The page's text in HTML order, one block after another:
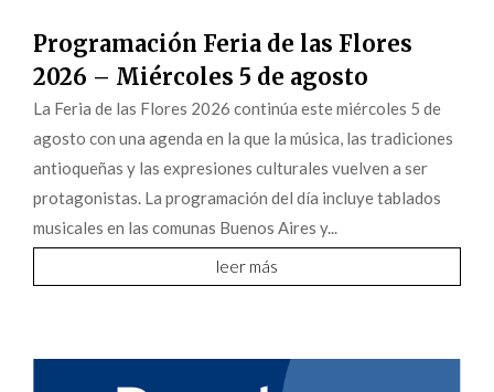
Programación Feria de las Flores
2026 – Miércoles 5 de agosto
La Feria de las Flores 2026 continúa este miércoles 5 de
agosto con una agenda en la que la música, las tradiciones
antioqueñas y las expresiones culturales vuelven a ser
protagonistas. La programación del día incluye tablados
musicales en las comunas Buenos Aires y...
leer más